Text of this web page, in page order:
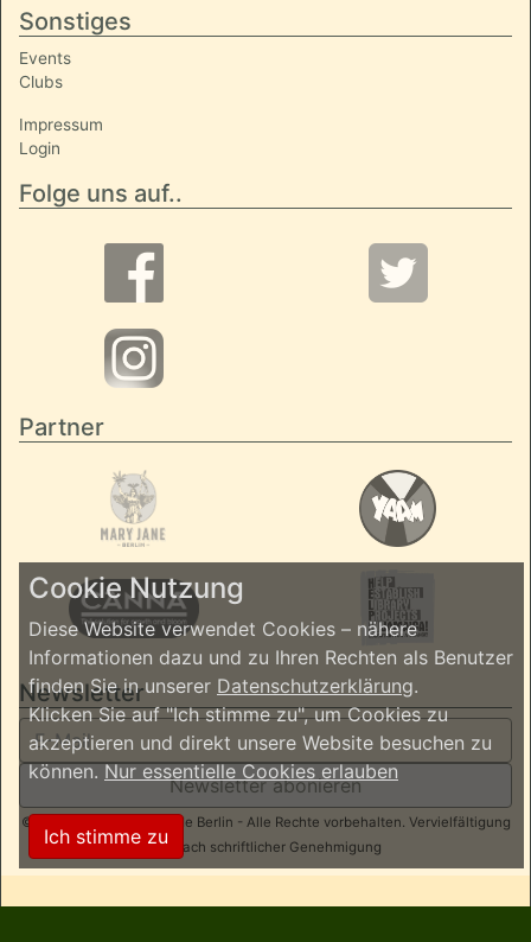
Sonstiges
Events
Clubs
Impressum
Login
Folge uns auf..
Partner
Newsletter
Newsletter abonieren
© 2026 ReggaeInBerlin.de Berlin - Alle Rechte vorbehalten. Vervielfältigung
nur nach schriftlicher Genehmigung
Cookie Nutzung
Diese Website verwendet Cookies – nähere
Informationen dazu und zu Ihren Rechten als Benutzer
finden Sie in unserer Datenschutzerklärung.
Klicken Sie auf "Ich stimme zu", um Cookies zu
akzeptieren und direkt unsere Website besuchen zu
können.Nur essentielle Cookies erlauben
Ich stimme zu